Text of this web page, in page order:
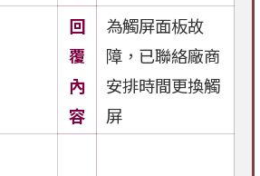
回
覆
內
容
為觸屏面板故
障，已聯絡廠商
安排時間更換觸
屏